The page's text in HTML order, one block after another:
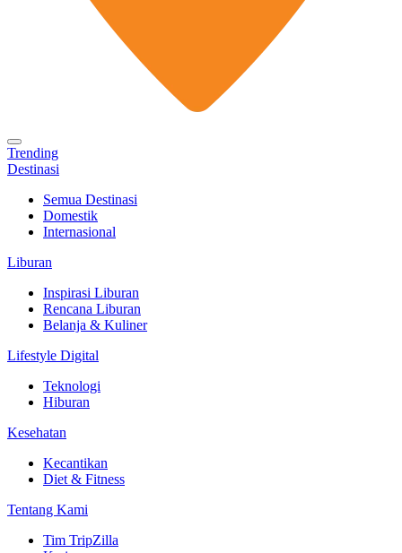
Trending
Destinasi
Semua Destinasi
Domestik
Internasional
Liburan
Inspirasi Liburan
Rencana Liburan
Belanja & Kuliner
Lifestyle Digital
Teknologi
Hiburan
Kesehatan
Kecantikan
Diet & Fitness
Tentang Kami
Tim TripZilla